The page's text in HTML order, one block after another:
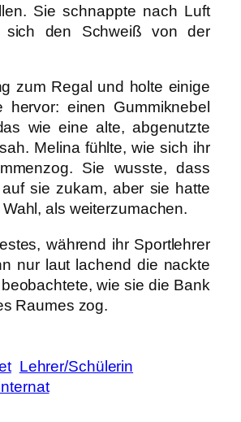
Sie schnappte nach Luft
sich den Schweiß von der
zum Regal und holte einige
hervor: einen Gummiknebel
wie eine alte, abgenutzte
Melina fühlte, wie sich ihr
Sie wusste, dass
sie zukam, aber sie hatte
als weiterzumachen.
während ihr Sportlehrer
nur laut lachend die nackte
wie sie die Bank
Raumes zog.
Lehrer/Schülerin